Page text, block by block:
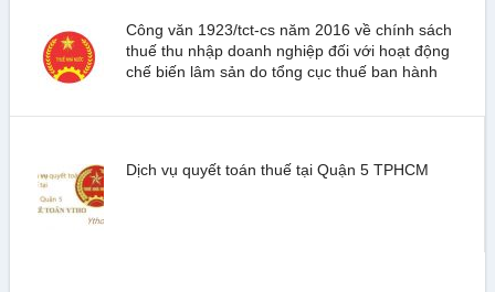
Công văn 1923/tct-cs năm 2016 về chính sách
thuế thu nhập doanh nghiệp đối với hoạt động
chế biến lâm sản do tổng cục thuế ban hành
Dịch vụ quyết toán thuế tại Quận 5 TPHCM